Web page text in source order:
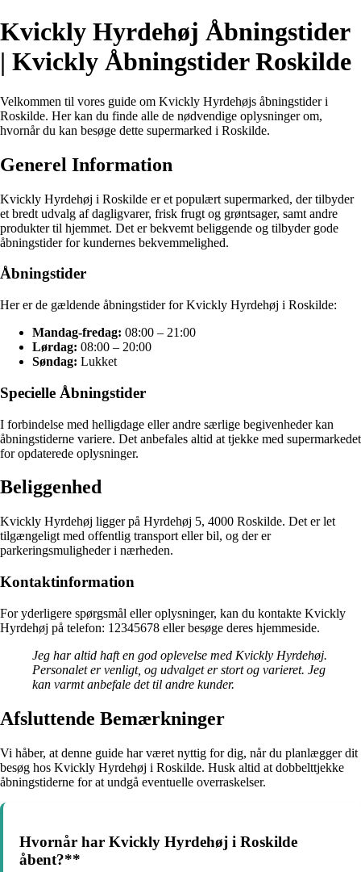
Kvickly Hyrdehøj Åbningstider
| Kvickly Åbningstider Roskilde
Velkommen til vores guide om Kvickly Hyrdehøjs åbningstider i
Roskilde. Her kan du finde alle de nødvendige oplysninger om,
hvornår du kan besøge dette supermarked i Roskilde.
Generel Information
Kvickly Hyrdehøj i Roskilde er et populært supermarked, der tilbyder
et bredt udvalg af dagligvarer, frisk frugt og grøntsager, samt andre
produkter til hjemmet. Det er bekvemt beliggende og tilbyder gode
åbningstider for kundernes bekvemmelighed.
Åbningstider
Her er de gældende åbningstider for Kvickly Hyrdehøj i Roskilde:
Mandag-fredag: 08:00 – 21:00
Lørdag: 08:00 – 20:00
Søndag: Lukket
Specielle Åbningstider
I forbindelse med helligdage eller andre særlige begivenheder kan
åbningstiderne variere. Det anbefales altid at tjekke med supermarkedet
for opdaterede oplysninger.
Beliggenhed
Kvickly Hyrdehøj ligger på Hyrdehøj 5, 4000 Roskilde. Det er let
tilgængeligt med offentlig transport eller bil, og der er
parkeringsmuligheder i nærheden.
Kontaktinformation
For yderligere spørgsmål eller oplysninger, kan du kontakte Kvickly
Hyrdehøj på telefon: 12345678 eller besøge deres hjemmeside.
Jeg har altid haft en god oplevelse med Kvickly Hyrdehøj.
Personalet er venligt, og udvalget er stort og varieret. Jeg
kan varmt anbefale det til andre kunder.
Afsluttende Bemærkninger
Vi håber, at denne guide har været nyttig for dig, når du planlægger dit
besøg hos Kvickly Hyrdehøj i Roskilde. Husk altid at dobbelttjekke
åbningstiderne for at undgå eventuelle overraskelser.
Hvornår har Kvickly Hyrdehøj i Roskilde
åbent?**